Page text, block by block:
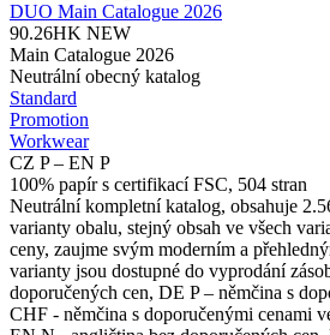
DUO Main Catalogue 2026
90.26HK NEW
Main Catalogue 2026
Neutrální obecný katalog
Standard
Promotion
Workwear
CZ P – EN P
100% papír s certifikací FSC, 504 stran
Neutrální kompletní katalog, obsahuje
varianty obalu, stejný obsah ve všech
ceny, zaujme svým moderním a
varianty jsou dostupné do vyprodání
doporučených cen, DE P – němčina s
CHF - němčina s doporučenými cenami